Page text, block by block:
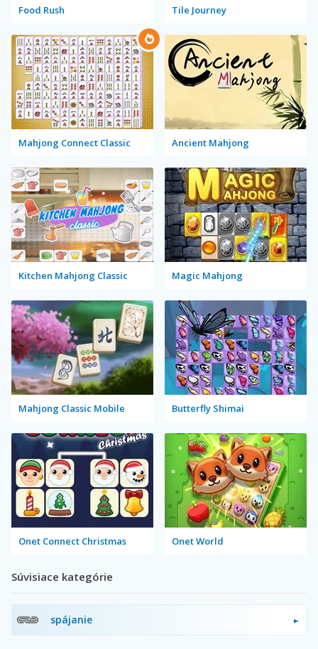
Food Rush Tile Journey
Mahjong Connect Classic Ancient Mahjong
Kitchen Mahjong Classic Magic Mahjong
Mahjong Classic Mobile Butterfly Shimai
Onet Connect Christmas Onet World
Súvisiace kategórie
spájanie